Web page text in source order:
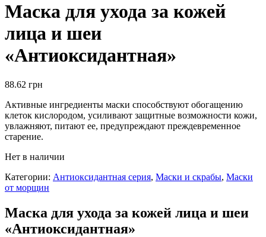
Маска для ухода за кожей
лица и шеи
«Антиоксидантная»
88.62 грн
Активные ингредиенты маски способствуют обогащению
клеток кислородом, усиливают защитные возможности кожи,
увлажняют, питают ее, предупреждают преждевременное
старение.
Нет в наличии
Категории: Антиоксидантная серия, Маски и скрабы, Маски
от морщин
Маска для ухода за кожей лица и шеи
«Антиоксидантная»